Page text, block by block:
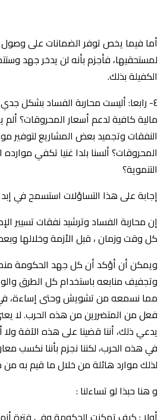
أما فيما يخص توفر الضمانات على وصول
لمستحقيها، فأجزم بأنه لن يدخر جهد
الكفيلة بذلك.
٤- رابعا: أليست محاربة الفساد بشكل
مالية كافية لدعم أسعار المحروقات؟
النفقات وتجميد بعض المشاريع لتوفير
المحروقات؟ ألسنا بلدا غنيا تكفي
التنموية؟
إجابة على هذا التساؤلات استسمح في
إن محاربة الفساد وترشيد نفقات تسيير
كل وقت وزمان ، قبل الأزمة وخلالها
ويمكن أن أؤكد أن كل جهد الحكومة
وتجفيف منابعه باستخدام كل الطرق
مما نسمعه من تشويش وحتى إساءة، في
فعل من المتضررين من هذه الحرب. لا
يدعي ذلك، أننا قضينا على هذه الآفة ولا
في هذه الحرب، لكننا نجزم بأننا نكسب
لذلك موارد هائلة من خلال ما قيم به
و هنا حبذا لو تساءلنا :